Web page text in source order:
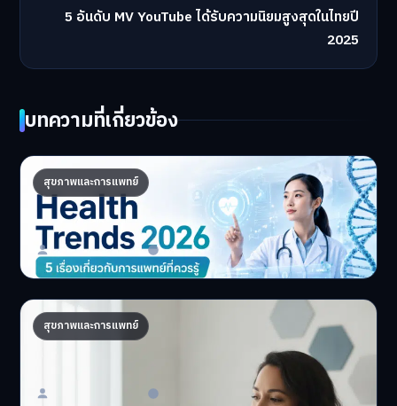
5 อันดับ MV YouTube ได้รับความนิยมสูงสุดในไทยปี
2025
บทความที่เกี่ยวข้อง
สุขภาพและการแพทย์
Health Trends 2026: 5 เรื่องเกี่ยวกับการ
แพทย์ที่ควรรู้
5 Health Trends 2026 เ…
Master Bussiness 30 มิถุนายน 2026
สุขภาพและการแพทย์
ถอดรหัส DNA จัดโภชนาการส่วนตัว เทรนด์
สุขภาพ 2026
23 มิถุนายน 2026